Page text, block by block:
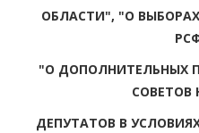
ОБЛАСТИ", "О
"О ДОПОЛНИТЕЛЬНЫХ
СОВЕТОВ
ДЕПУТАТОВ В